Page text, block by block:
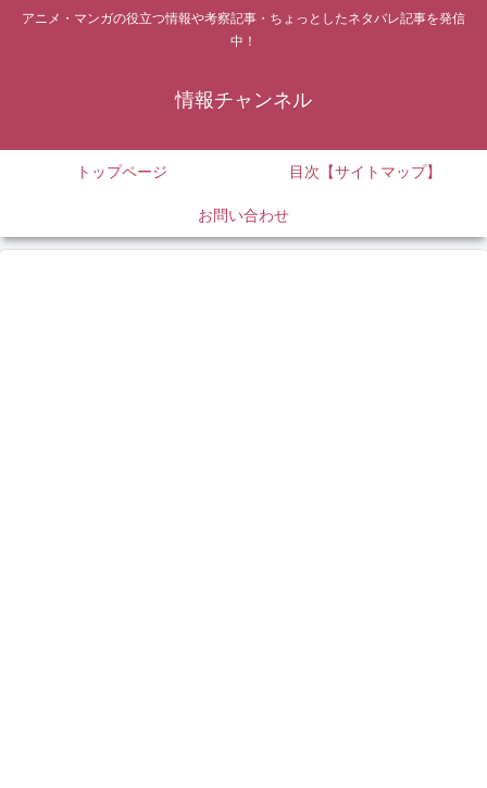
アニメ・マンガの役立つ情報や考察記事・ちょっとしたネタバレ記事を発信
中！
情報チャンネル
トップページ 目次【サイトマップ】
お問い合わせ